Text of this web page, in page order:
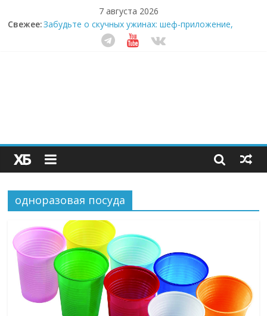
7 августа 2026
Свежее:Забудьте о скучных ужинах: шеф-приложение,
которое видит вашу еду насквозь
Небо зовёт: как бизнес на полётах дронов и
Секрет супергидратации: почему кокосовая вода с
пребиотиками становится главным трендом
здорового питания
одноразовая посуда